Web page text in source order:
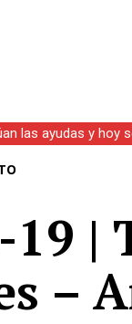
las ayudas y hoy
|
–